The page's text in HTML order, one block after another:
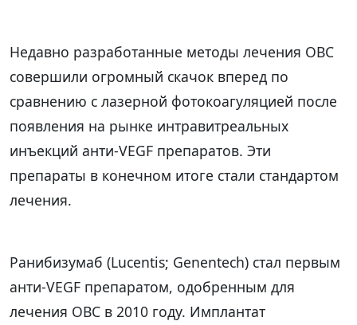
Недавно разработанные методы лечения ОВС
совершили огромный скачок вперед по
сравнению с лазерной фотокоагуляцией после
появления на рынке интравитреальных
инъекций анти-VEGF препаратов. Эти
препараты в конечном итоге стали стандартом
лечения.
Ранибизумаб (Lucentis; Genentech) стал первым
анти-VEGF препаратом, одобренным для
лечения ОВС в 2010 году. Имплантат